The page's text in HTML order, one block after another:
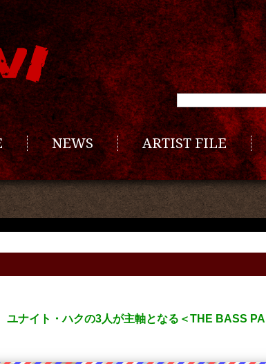
NEWS ARTIST FILE
ユナイト・ハクの3人が主軸となる＜THE BASS